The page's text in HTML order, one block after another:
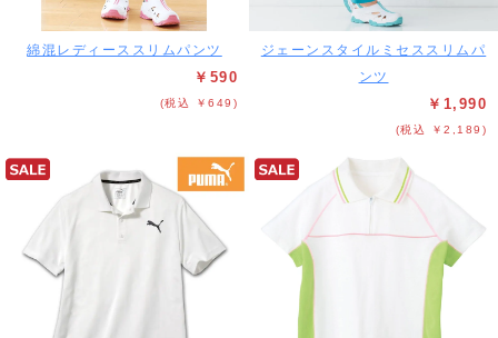
綿混レディーススリムパンツ
￥590
(税込 ￥649)
ジェーンスタイルミセススリムパ
ンツ
￥1,990
(税込 ￥2,189)